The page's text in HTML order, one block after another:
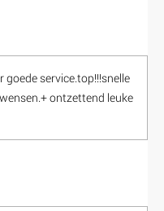
goede service.top!!!snelle
ontzettend leuke